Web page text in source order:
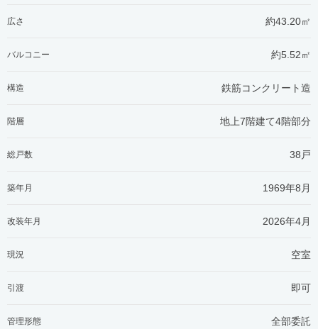
広さ 約43.20㎡
バルコニー 約5.52㎡
構造 鉄筋コンクリート造
階層 地上7階建て4階部分
総戸数 38戸
築年月 1969年8月
改装年月 2026年4月
現況 空室
引渡 即可
管理形態 全部委託